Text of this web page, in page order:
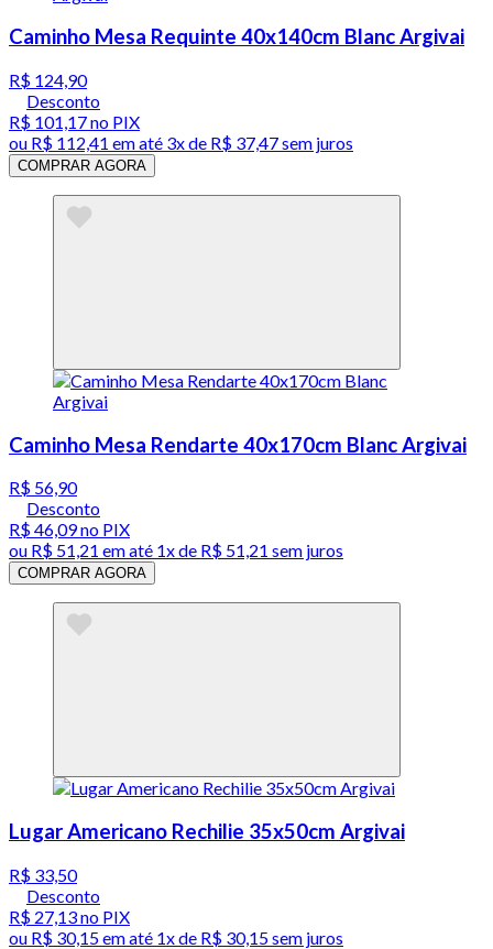
Caminho Mesa Requinte 40x140cm Blanc Argivai
R$ 124,90
Desconto
R$ 101,17no PIX
ou R$ 112,41 em até 3x de R$ 37,47 sem juros
COMPRAR AGORA
Caminho Mesa Rendarte 40x170cm Blanc Argivai
R$ 56,90
Desconto
R$ 46,09no PIX
ou R$ 51,21 em até 1x de R$ 51,21 sem juros
COMPRAR AGORA
Lugar Americano Rechilie 35x50cm Argivai
R$ 33,50
Desconto
R$ 27,13no PIX
ou R$ 30,15em até 1x de R$ 30,15sem juros